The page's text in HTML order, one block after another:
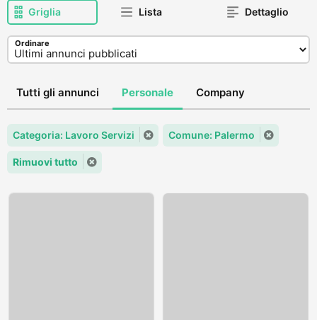
Griglia Lista Dettaglio
Ordinare
Tutti gli annunci Personale Company
Categoria: Lavoro Servizi Comune: Palermo
Rimuovi tutto